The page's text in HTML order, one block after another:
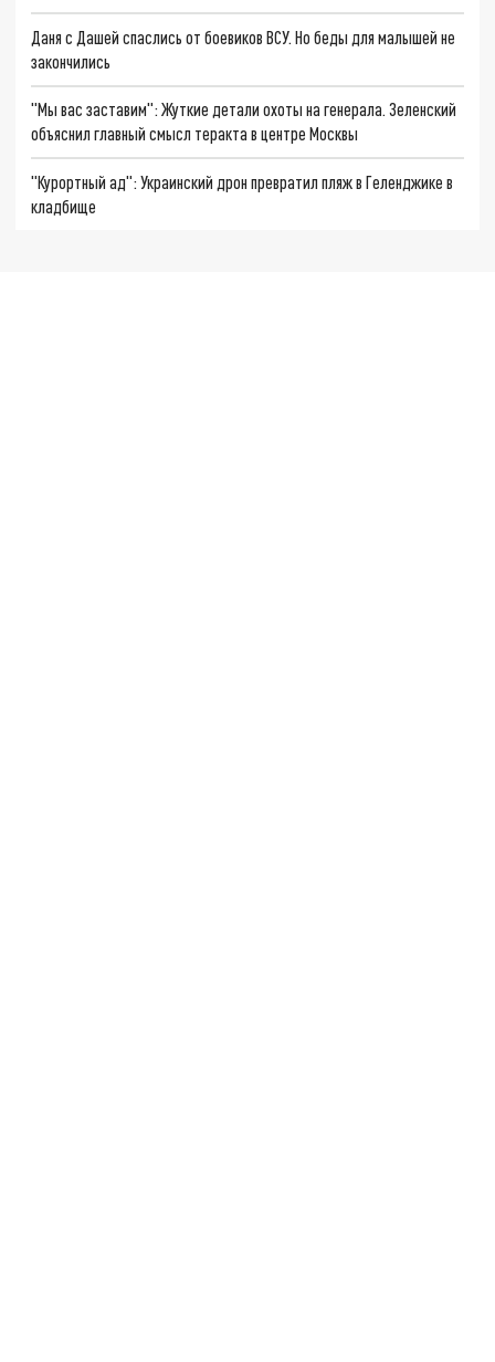
Даня с Дашей спаслись от боевиков ВСУ. Но беды для малышей не
закончились
"Мы вас заставим": Жуткие детали охоты на генерала. Зеленский
объяснил главный смысл теракта в центре Москвы
"Курортный ад": Украинский дрон превратил пляж в Геленджике в
кладбище